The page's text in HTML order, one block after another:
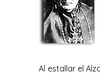
Al estallar el